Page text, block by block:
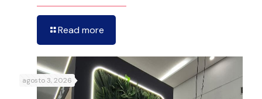
Read more
agosto 3, 2026